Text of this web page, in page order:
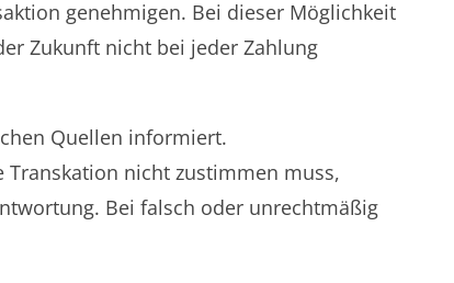
genehmigen. Bei dieser Möglichkeit
Zukunft nicht bei jeder Zahlung
Quellen informiert.
nicht zustimmen muss,
Bei falsch oder unrechtmäßig